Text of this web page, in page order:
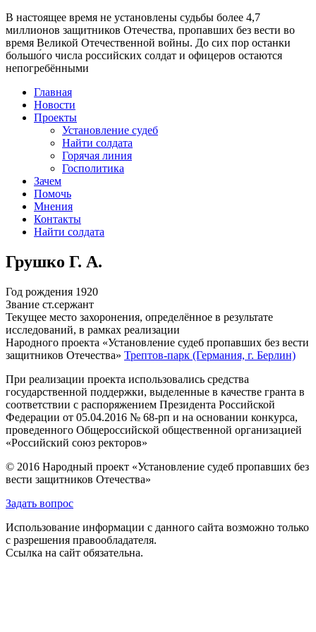
В настоящее время не установлены судьбы более 4,7
миллионов защитников Отечества, пропавших без вести во
время Великой Отечественной войны. До сих пор останки
большо́го числа российских солдат и офицеров остаются
непогребёнными
Главная
Новости
Проекты
Установление судеб
Найти солдата
Горячая линия
Госполитика
Зачем
Помочь
Мнения
Контакты
Найти солдата
Грушко Г. А.
Год рождения 1920
Звание ст.сержант
Текущее место захоронения, определённое в результате
исследований, в рамках реализации
Народного проекта «Установление судеб пропавших без вести
защитников Отечества» Трептов-парк (Германия, г. Берлин)
При реализации проекта использовались средства
государственной поддержки, выделенные в качестве гранта в
соответствии с распоряжением Президента Российской
Федерации от 05.04.2016 № 68-рп и на основании конкурса,
проведенного Общероссийской общественной организацией
«Российский союз ректоров»
© 2016 Народный проект «Установление судеб пропавших без
вести защитников Отечества»
Задать вопрос
Использование информации с данного сайта возможно только
с разрешения правообладателя.
Ссылка на сайт обязательна.